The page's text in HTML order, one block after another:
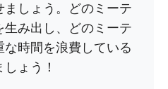
しょう。どのミーテ
生み出し、どのミーテ
な時間を浪費している
ょう！